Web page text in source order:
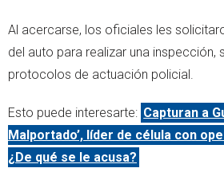
Al acercarse, los oficiales les
del auto para realizar una inspección,
protocolos de actuación policial.
Esto puede interesarte: Capturan a
Malportado’, líder de célula con
¿De qué se le acusa?